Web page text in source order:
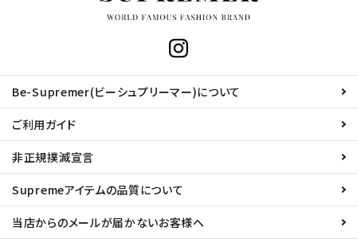
Be-Supremer(ビーシュプリーマー)について
ご利用ガイド
非正規撲滅宣言
Supremeアイテムの品質について
当店からのメールが届かないお客様へ